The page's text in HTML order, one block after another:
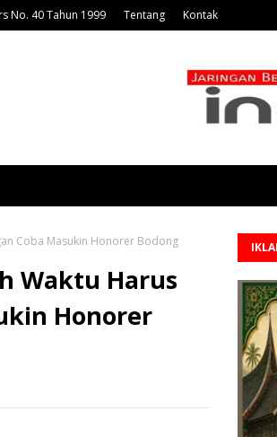
No. 40 Tahun 1999 Tentang Kontak
Coba Masukin Honorer Bodong
Waktu Harus
Honorer